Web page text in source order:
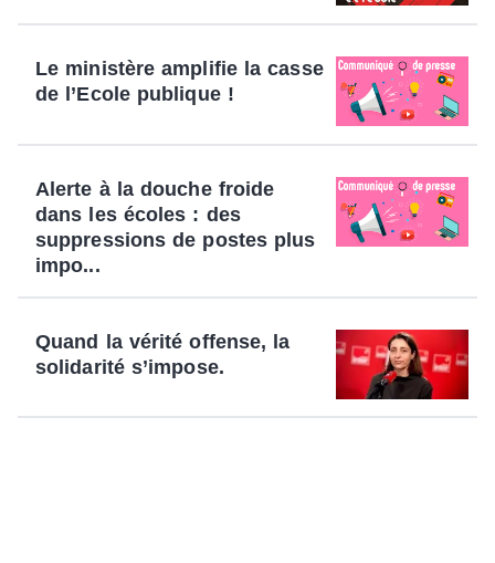
Le ministère amplifie la casse
de l’Ecole publique !
Alerte à la douche froide
dans les écoles : des
suppressions de postes plus
impo...
Quand la vérité offense, la
solidarité s’impose.